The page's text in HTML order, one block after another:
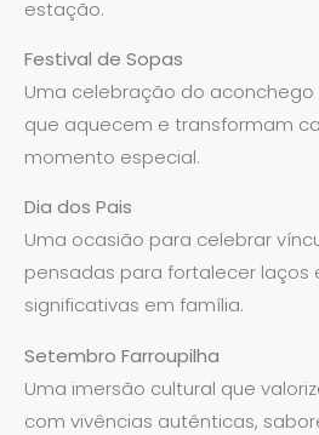
estação.
Festival de Sopas
Uma celebração do
que aquecem e transformam
momento especial.
Dia dos Pais
Uma ocasião para celebrar
pensadas para fortalecer laços
significativas em família.
Setembro Farroupilha
Uma imersão cultural que
com vivências autênticas,